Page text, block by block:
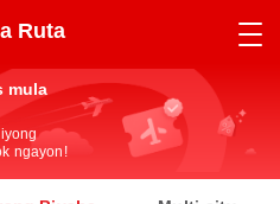
Ruta
mula
ngayon!